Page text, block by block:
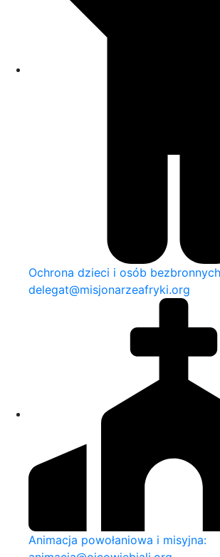
Ochrona dzieci i osób
delegat@misjonarzeafryki.org
Animacja powołaniowa i misyjna: